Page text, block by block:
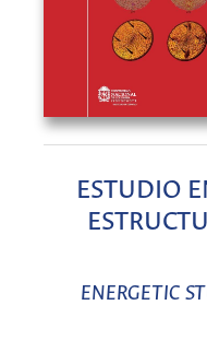
ESTUDIO
ENERGETIC